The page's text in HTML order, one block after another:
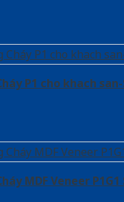
P1 cho khach san-
MDF Veneer P1G1